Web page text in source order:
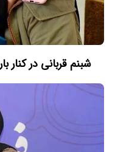
شبنم قربانی در